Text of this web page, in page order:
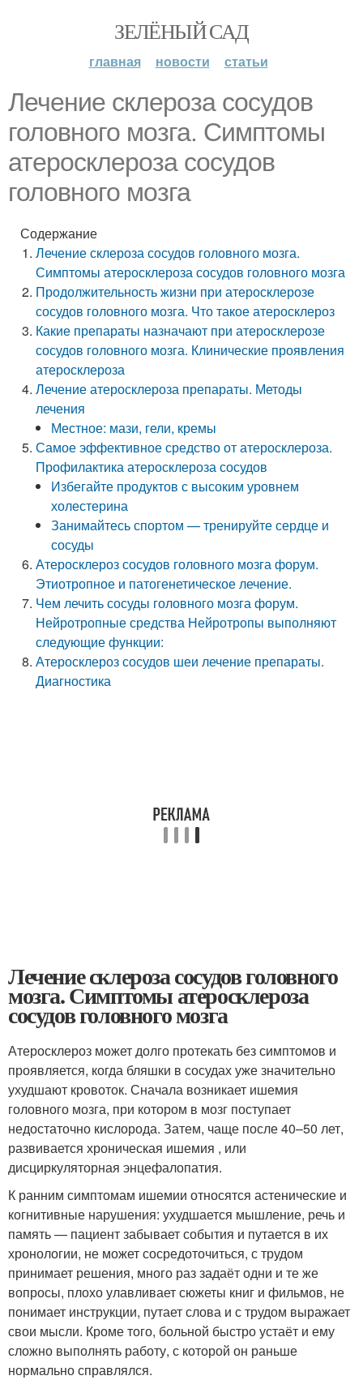
ЗЕЛЁНЫЙ САД
главная новости статьи
Лечение склероза сосудов
головного мозга. Симптомы
атеросклероза сосудов
головного мозга
Содержание
Лечение склероза сосудов головного мозга.
Симптомы атеросклероза сосудов головного мозга
Продолжительность жизни при атеросклерозе
сосудов головного мозга. Что такое атеросклероз
Какие препараты назначают при атеросклерозе
сосудов головного мозга. Клинические проявления
атеросклероза
Лечение атеросклероза препараты. Методы
лечения
Местное: мази, гели, кремы
Самое эффективное средство от атеросклероза.
Профилактика атеросклероза сосудов
Избегайте продуктов с высоким уровнем
холестерина
Занимайтесь спортом — тренируйте сердце и
сосуды
Атеросклероз сосудов головного мозга форум.
Этиотропное и патогенетическое лечение.
Чем лечить сосуды головного мозга форум.
Нейротропные средства Нейротропы выполняют
следующие функции:
Атеросклероз сосудов шеи лечение препараты.
Диагностика
Лечение склероза сосудов головного
мозга. Симптомы атеросклероза
сосудов головного мозга
Атеросклероз может долго протекать без симптомов и
проявляется, когда бляшки в сосудах уже значительно
ухудшают кровоток. Сначала возникает ишемия
головного мозга, при котором в мозг поступает
недостаточно кислорода. Затем, чаще после 40–50 лет,
развивается хроническая ишемия , или
дисциркуляторная энцефалопатия.
К ранним симптомам ишемии относятся астенические и
когнитивные нарушения: ухудшается мышление, речь и
память — пациент забывает события и путается в их
хронологии, не может сосредоточиться, с трудом
принимает решения, много раз задаёт одни и те же
вопросы, плохо улавливает сюжеты книг и фильмов, не
понимает инструкции, путает слова и с трудом выражает
свои мысли. Кроме того, больной быстро устаёт и ему
сложно выполнять работу, с которой он раньше
нормально справлялся.